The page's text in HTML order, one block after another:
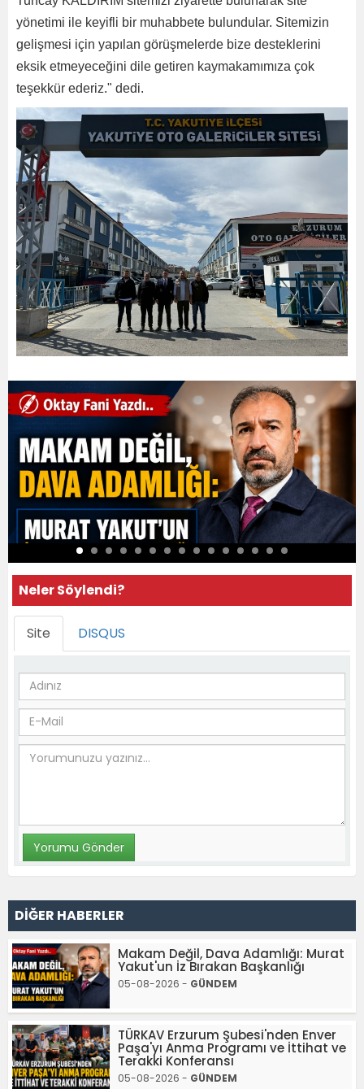
yönetimi ile keyifli bir muhabbete bulundular. Sitemizin
gelişmesi için yapılan görüşmelerde bize desteklerini
eksik etmeyeceğini dile getiren kaymakamımıza çok
teşekkür ederiz." dedi.
Neler Söylendi?
Site DISQUS
DİĞER HABERLER
Makam Değil, Dava Adamlığı: Murat
Yakut'un İz Bırakan Başkanlığı
05-08-2026 - GÜNDEM
TÜRKAV Erzurum Şubesi'nden Enver
Paşa'yı Anma Programı ve İttihat ve
Terakki Konferansı
05-08-2026 - GÜNDEM